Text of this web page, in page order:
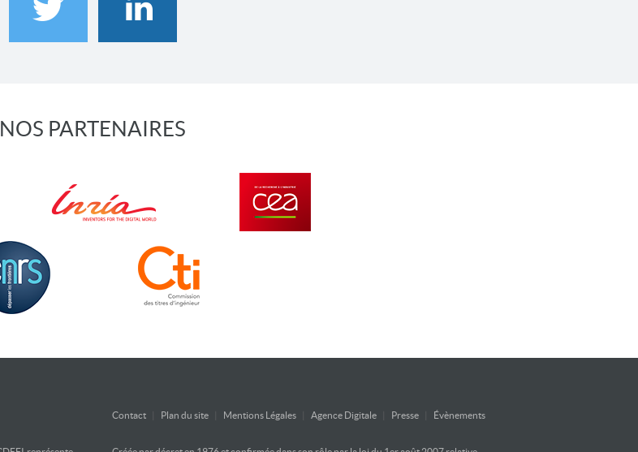
NOS PARTENAIRES
Contact Plan du site Mentions Légales Agence Digitale Presse Évènements